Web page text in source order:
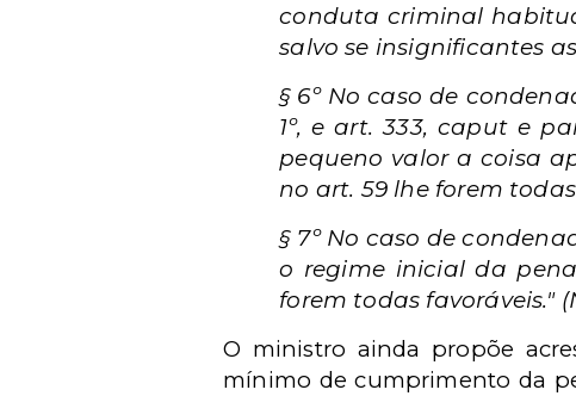
conduta criminal
salvo se insignificantes
§ 6º No caso de
1º, e art. 333, caput e
pequeno valor a coisa
no art. 59 lhe forem
§ 7º No caso de
o regime inicial da
forem todas favoráveis."
O ministro ainda propõe
mínimo de cumprimento da